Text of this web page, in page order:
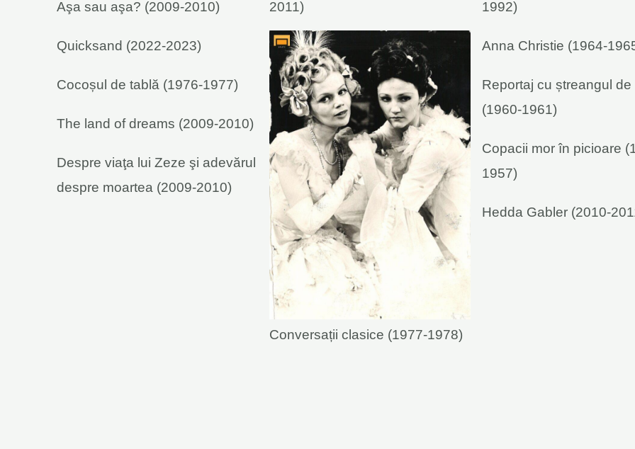
2011)
1992)
Aşa sau aşa? (2009-2010)
Quicksand (2022-2023)
Conversații clasice (1977-1978)
Anna Christie (1964-
Cocoșul de tablă (1976-1977)
Reportaj cu ștreangul de
(1960-1961)
The land of dreams (2009-2010)
Copacii mor în picioare
1957)
Despre viaţa lui Zeze şi adevărul
despre moartea (2009-2010)
Hedda Gabler (2010-